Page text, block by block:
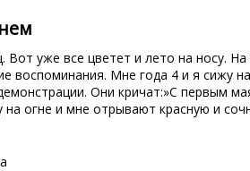
уже все цветет и лето на носу.
воспоминания. Мне года 4 и я
Они кричат:»С первым
огне и мне отрывают красную и